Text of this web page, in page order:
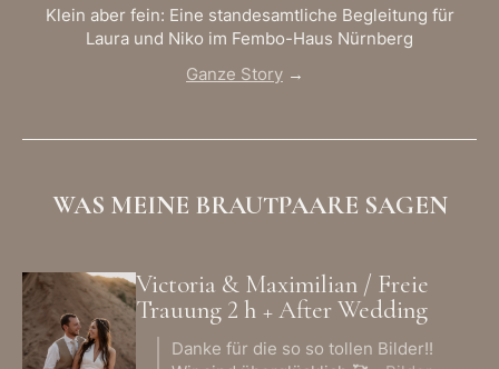
Klein aber fein: Eine standesamtliche Begleitung für
Laura und Niko im Fembo-Haus Nürnberg
Ganze Story →
WAS MEINE BRAUTPAARE SAGEN
Victoria & Maximilian / Freie
Trauung 2 h + After Wedding
Danke für die so so tollen Bilder!!